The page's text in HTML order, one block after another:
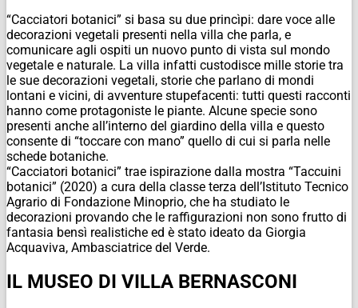
“Cacciatori botanici” si basa su due princìpi: dare voce alle
decorazioni vegetali presenti nella villa che parla, e
comunicare agli ospiti un nuovo punto di vista sul mondo
vegetale e naturale. La villa infatti custodisce mille storie tra
le sue decorazioni vegetali, storie che parlano di mondi
lontani e vicini, di avventure stupefacenti: tutti questi racconti
hanno come protagoniste le piante. Alcune specie sono
presenti anche all’interno del giardino della villa e questo
consente di “toccare con mano” quello di cui si parla nelle
schede botaniche.
“Cacciatori botanici” trae ispirazione dalla mostra “Taccuini
botanici” (2020) a cura della classe terza dell’Istituto Tecnico
Agrario di Fondazione Minoprio, che ha studiato le
decorazioni provando che le raffigurazioni non sono frutto di
fantasia bensì realistiche ed è stato ideato da Giorgia
Acquaviva, Ambasciatrice del Verde.
IL MUSEO DI VILLA BERNASCONI